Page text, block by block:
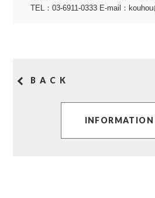
TEL：03-6911-0333 E-mail：
BACK